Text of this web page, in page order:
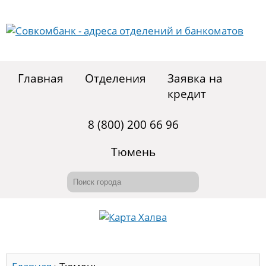
Главная Отделения
Заявка на
кредит
8 (800) 200 66 96
Тюмень